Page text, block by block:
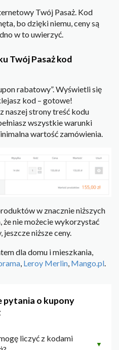
Twój Pasaż. Kod
bo dzięki niemu, ceny są
w to uwierzyć.
Twój Pasaż kod
rabatowy”. Wyświetli się
kod – gotowe!
naszej strony treść kodu
wszystkie warunki
wartość zamówienia.
w znacznie niższych
że nie możecie wykorzystać
niższe ceny.
dla domu i mieszkania,
, Leroy Merlin, Mango.pl.
pytania o kupony
liczyć z kodami
▼